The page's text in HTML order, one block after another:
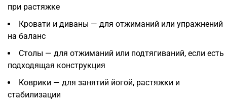
при растяжке
Кровати и диваны — для отжиманий или упражнений
на баланс
Столы — для отжиманий или подтягиваний, если есть
подходящая конструкция
Коврики — для занятий йогой, растяжки и
стабилизации